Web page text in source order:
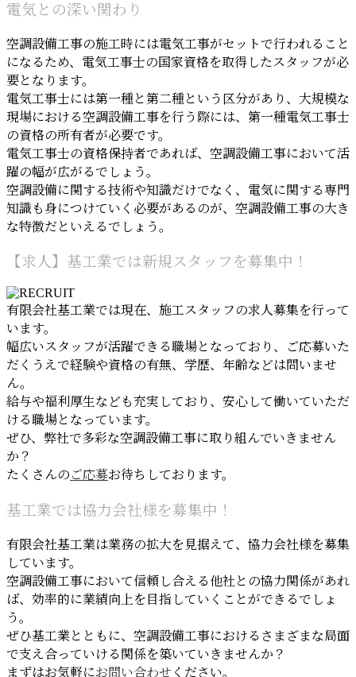
電気との深い関わり
空調設備工事の施工時には電気工事がセットで行われること
になるため、電気工事士の国家資格を取得したスタッフが必
要となります。
電気工事士には第一種と第二種という区分があり、大規模な
現場における空調設備工事を行う際には、第一種電気工事士
の資格の所有者が必要です。
電気工事士の資格保持者であれば、空調設備工事において活
躍の幅が広がるでしょう。
空調設備に関する技術や知識だけでなく、電気に関する専門
知識も身につけていく必要があるのが、空調設備工事の大き
な特徴だといえるでしょう。
【求人】基工業では新規スタッフを募集中！
有限会社基工業では現在、施工スタッフの求人募集を行って
います。
幅広いスタッフが活躍できる職場となっており、ご応募いた
だくうえで経験や資格の有無、学歴、年齢などは問いませ
ん。
給与や福利厚生なども充実しており、安心して働いていただ
ける職場となっています。
ぜひ、弊社で多彩な空調設備工事に取り組んでいきません
か？
たくさんの ご応募お待ちしております。
基工業では協力会社様を募集中！
有限会社基工業は業務の拡大を見据えて、協力会社様を募集
しています。
空調設備工事において信頼し合える他社との協力関係があれ
ば、効率的に業績向上を目指していくことができるでしょ
う。
ぜひ基工業とともに、空調設備工事におけるさまざまな局面
で支え合っていける関係を築いていきませんか？
まずはお気軽にお問い合わせ ください。